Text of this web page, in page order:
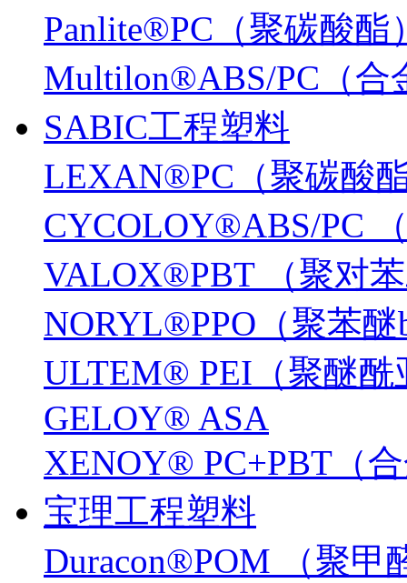
Panlite®PC（聚碳酸酯
Multilon®ABS/PC（合
SABIC工程塑料
LEXAN®PC（聚碳酸
CYCOLOY®ABS/PC
VALOX®PBT （聚对
NORYL®PPO（聚苯醚
ULTEM® PEI（聚醚酰
GELOY® ASA
XENOY® PC+PBT（
宝理工程塑料
Duracon®POM （聚甲